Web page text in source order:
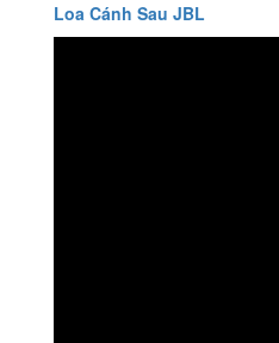
Loa Cánh Sau JBL